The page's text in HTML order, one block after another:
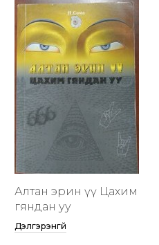
Алтан эрин үү Цахим
гяндан уу
Дэлгэрэнгүй